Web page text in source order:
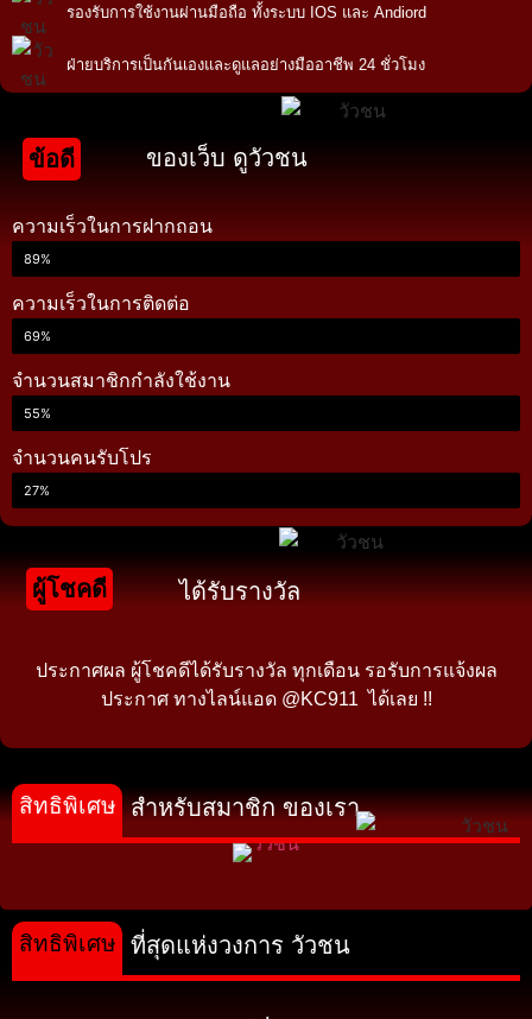
รองรับการใช้งานผ่านมือถือ ทั้งระบบ IOS และ Andiord
ฝ่ายบริการเป็นกันเองและดูแลอย่างมืออาชีพ 24 ชั่วโมง
ข้อดี ของเว็บ ดูวัวชน
ความเร็วในการฝากถอน
89%
ความเร็วในการติดต่อ
69%
จำนวนสมาชิกกำลังใช้งาน
55%
จำนวนคนรับโปร
27%
ผู้โชคดี ได้รับรางวัล
ประกาศผล ผู้โชคดีได้รับรางวัล ทุกเดือน รอรับการแจ้งผล
ประกาศ ทางไลน์แอด @KC911 ได้เลย !!
สำหรับสมาชิก ของเรา
สิทธิพิเศษ
ที่สุดแห่งวงการ วัวชน
สิทธิพิเศษ